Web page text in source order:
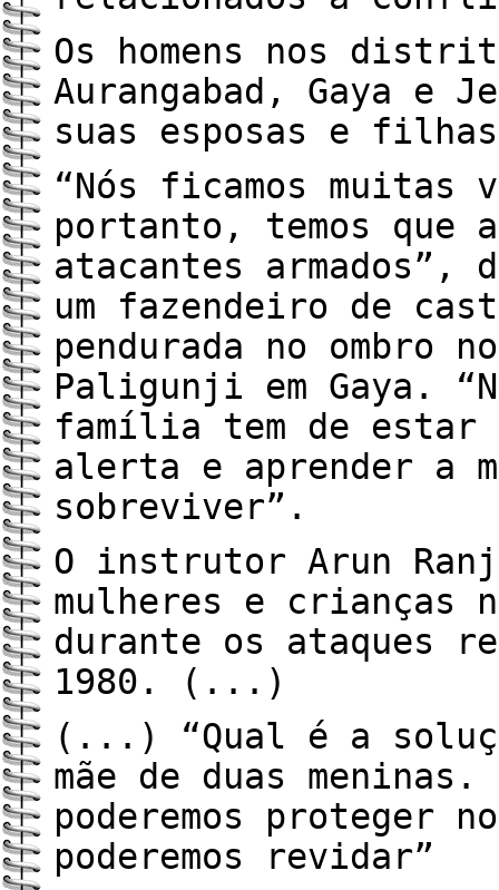
Os homens nos
Aurangabad, Gaya e
suas esposas e
“Nós ficamos muitas
portanto, temos que
atacantes armados”,
um fazendeiro de
pendurada no
Paligunji em Gaya.
família tem de estar
alerta e aprender a
sobreviver”.
O instrutor Arun
mulheres e crianças
durante os ataques
1980. (...)
(...) “Qual é a
mãe de duas
poderemos proteger
poderemos revidar”